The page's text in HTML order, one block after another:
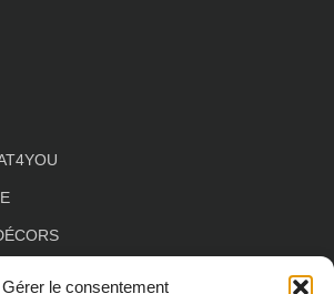
Gérer le consentement